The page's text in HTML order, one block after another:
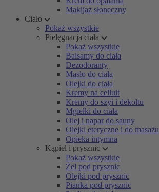
Makijaż słoneczny
Ciało
Pokaż wszystkie
Pielęgnacja ciała
Pokaż wszystkie
Balsamy do ciała
Dezodoranty
Masło do ciała
Olejki do ciała
Kremy na celluit
Kremy do szyi i dekoltu
Mgiełki do ciała
Olej i napar do sauny
Olejki eteryczne i do masażu
Opieka intymna
Kąpiel i prysznic
Pokaż wszystkie
Żel pod prysznic
Olejki pod prysznic
Pianka pod prysznic